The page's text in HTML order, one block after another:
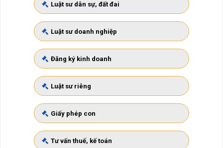
Luật sư dân sự, đất đai
Luật sư doanh nghiệp
Đăng ký kinh doanh
Luật sư riêng
Giấy phép con
Tư vấn thuế, kế toán